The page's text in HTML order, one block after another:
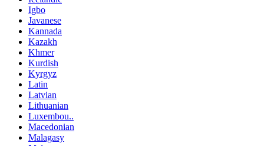
Igbo
Javanese
Kannada
Kazakh
Khmer
Kurdish
Kyrgyz
Latin
Latvian
Lithuanian
Luxembou..
Macedonian
Malagasy